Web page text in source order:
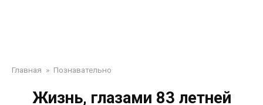
Главная » Познавательно
Жизнь, глазами 83 летней